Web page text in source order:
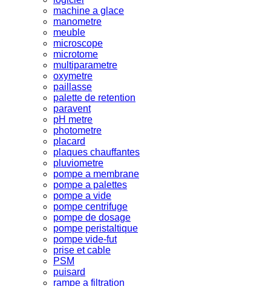
machine a glace
manometre
meuble
microscope
microtome
multiparametre
oxymetre
paillasse
palette de retention
paravent
pH metre
photometre
placard
plaques chauffantes
pluviometre
pompe a membrane
pompe a palettes
pompe a vide
pompe centrifuge
pompe de dosage
pompe peristaltique
pompe vide-fut
prise et cable
PSM
puisard
rampe a filtration